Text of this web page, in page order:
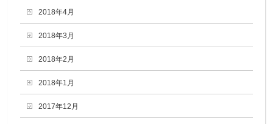
2018年4月
2018年3月
2018年2月
2018年1月
2017年12月